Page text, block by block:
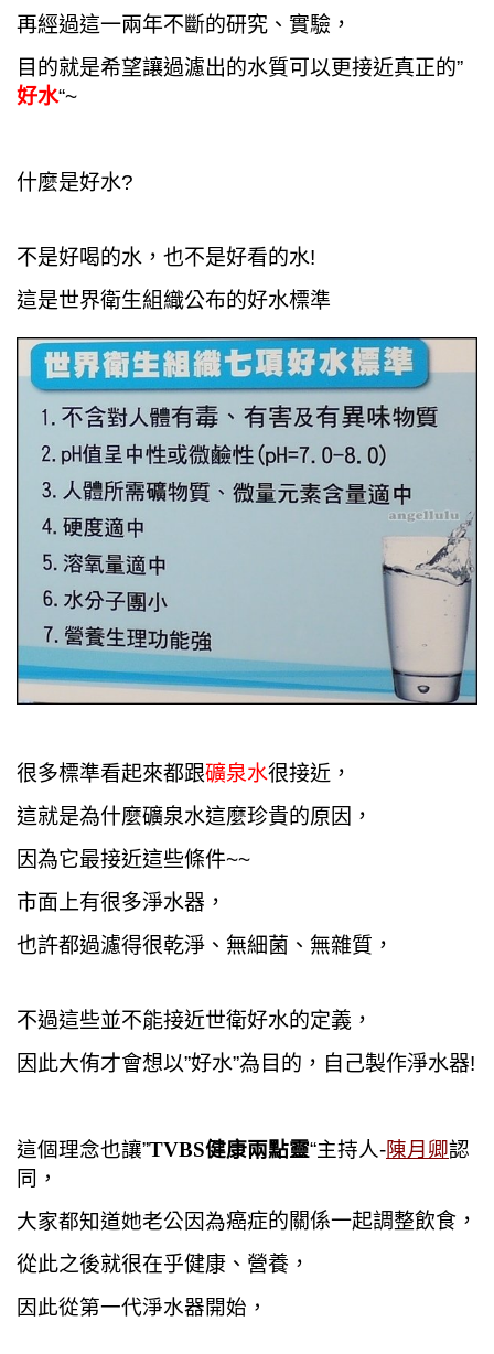
再經過這一兩年不斷的研究、實驗，
目的就是希望讓過濾出的水質可以更接近真正的”
好水“~
什麼是好水?
不是好喝的水，也不是好看的水!
這是世界衛生組織公布的好水標準
很多標準看起來都跟礦泉水很接近，
這就是為什麼礦泉水這麼珍貴的原因，
因為它最接近這些條件~~
市面上有很多淨水器，
也許都過濾得很乾淨、無細菌、無雜質，
不過這些並不能接近世衛好水的定義，
因此大侑才會想以”好水”為目的，自己製作淨水器!
這個理念也讓”TVBS健康兩點靈“主持人-陳月卿認
同，
大家都知道她老公因為癌症的關係一起調整飲食，
從此之後就很在乎健康、營養，
因此從第一代淨水器開始，